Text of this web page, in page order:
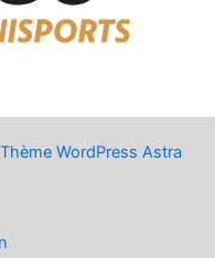
Thème WordPress Astra